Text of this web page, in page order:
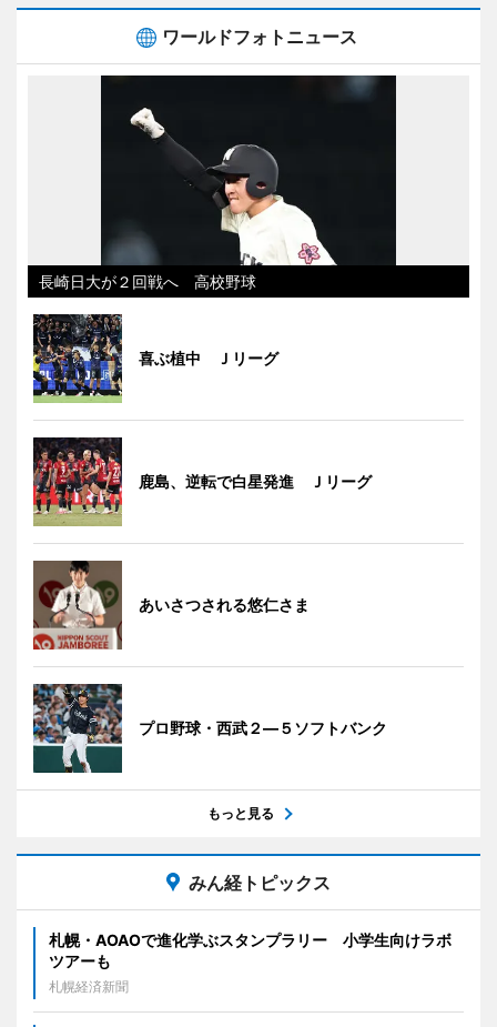
ワールドフォトニュース
長崎日大が２回戦へ 高校野球
喜ぶ植中 Ｊリーグ
鹿島、逆転で白星発進 Ｊリーグ
あいさつされる悠仁さま
プロ野球・西武２―５ソフトバンク
もっと見る
みん経トピックス
札幌・AOAOで進化学ぶスタンプラリー 小学生向けラボ
ツアーも
札幌経済新聞